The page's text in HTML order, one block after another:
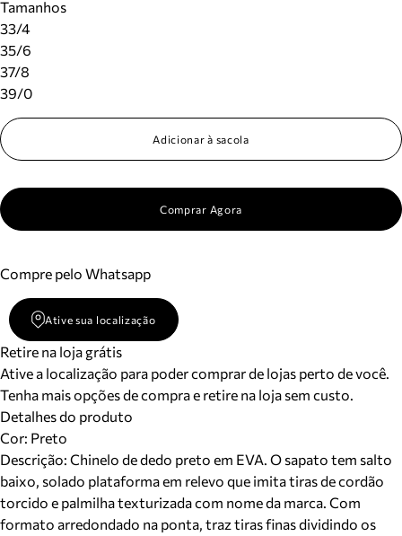
Tamanhos
33/4
35/6
37/8
39/0
Adicionar à sacola
Comprar Agora
Compre pelo Whatsapp
Ative sua localização
Retire na loja grátis
Ative a localização para poder comprar de lojas perto de você.
Tenha mais opções de compra e retire na loja sem custo.
Detalhes do produto
Cor: Preto
Descrição: Chinelo de dedo preto em EVA. O sapato tem salto
baixo, solado plataforma em relevo que imita tiras de cordão
torcido e palmilha texturizada com nome da marca. Com
formato arredondado na ponta, traz tiras finas dividindo os